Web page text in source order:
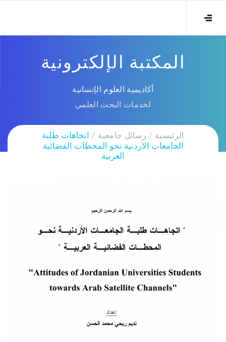
المكتبة الإلكترونية
أكاديمية العلوم الإنسانية
لخدمات البحث العلمي
الرئيسية رسائل جامعية
اتجاهات طلبة
الجامعات الاردنية نحو المحطات الفضائية
العربية